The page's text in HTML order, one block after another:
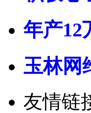
年产12
玉林网
友情链